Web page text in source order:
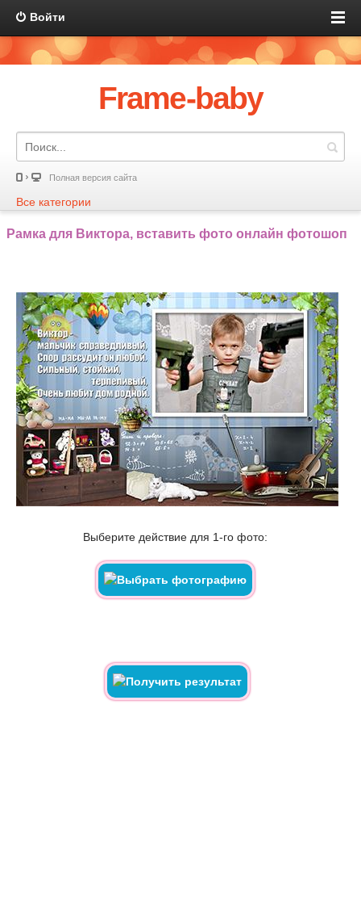
Войти
Frame-baby
Полная версия сайта
Все категории
Рамка для Виктора, вставить фото онлайн фотошоп
Выберите действие для 1-го фото: